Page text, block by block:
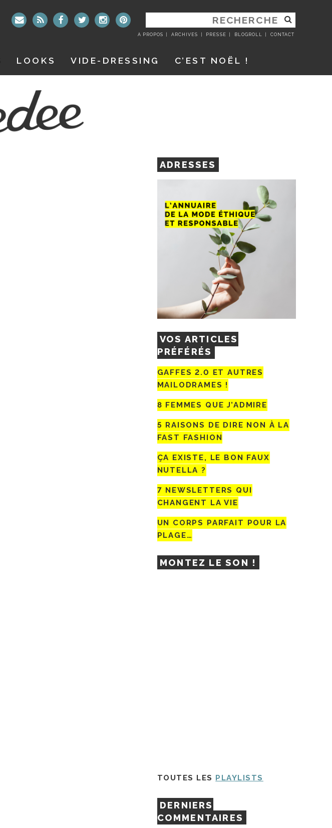
RECHERCHER
:
A PROPOS ARCHIVES PRESSE BLOGROLL CONTACT
LOOKS VIDE-DRESSING C’EST NOËL !
ADRESSES
VOS ARTICLES
PRÉFÉRÉS
GAFFES 2.0 ET AUTRES
MAILODRAMES !
8 FEMMES QUE J’ADMIRE
5 RAISONS DE DIRE NON À LA
FAST FASHION
ÇA EXISTE, LE BON FAUX
NUTELLA ?
7 NEWSLETTERS QUI
CHANGENT LA VIE
UN CORPS PARFAIT POUR LA
PLAGE…
MONTEZ LE SON !
TOUTES LES PLAYLISTS
DERNIERS
COMMENTAIRES